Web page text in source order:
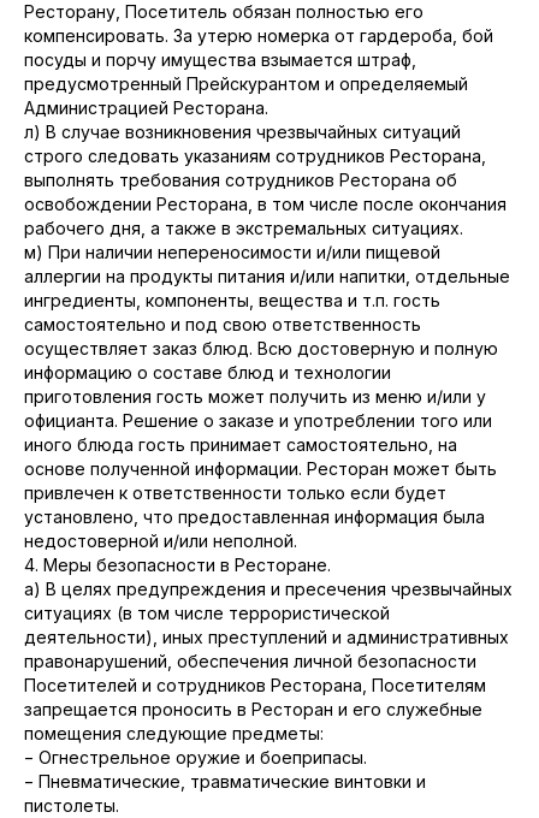
Ресторану, Посетитель обязан полностью его
компенсировать. За утерю номерка от гардероба, бой
посуды и порчу имущества взымается штраф,
предусмотренный Прейскурантом и определяемый
Администрацией Ресторана.
л) В случае возникновения чрезвычайных ситуаций
строго следовать указаниям сотрудников Ресторана,
выполнять требования сотрудников Ресторана об
освобождении Ресторана, в том числе после окончания
рабочего дня, а также в экстремальных ситуациях.
м) При наличии непереносимости и/или пищевой
аллергии на продукты питания и/или напитки, отдельные
ингредиенты, компоненты, вещества и т.п. гость
самостоятельно и под свою ответственность
осуществляет заказ блюд. Всю достоверную и полную
информацию о составе блюд и технологии
приготовления гость может получить из меню и/или у
официанта. Решение о заказе и употреблении того или
иного блюда гость принимает самостоятельно, на
основе полученной информации. Ресторан может быть
привлечен к ответственности только если будет
установлено, что предоставленная информация была
недостоверной и/или неполной.
4. Меры безопасности в Ресторане.
а) В целях предупреждения и пресечения чрезвычайных
ситуациях (в том числе террористической
деятельности), иных преступлений и административных
правонарушений, обеспечения личной безопасности
Посетителей и сотрудников Ресторана, Посетителям
запрещается проносить в Ресторан и его служебные
помещения следующие предметы:
− Огнестрельное оружие и боеприпасы.
− Пневматические, травматические винтовки и
пистолеты.